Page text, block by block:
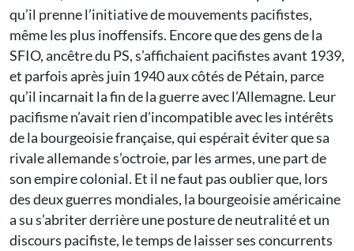
qu’il prenne l’initiative de mouvements pacifistes,
même les plus inoffensifs. Encore que des gens de la
SFIO, ancêtre du PS, s’affichaient pacifistes avant 1939,
et parfois après juin 1940 aux côtés de Pétain, parce
qu’il incarnait la fin de la guerre avec l’Allemagne. Leur
pacifisme n’avait rien d’incompatible avec les intérêts
de la bourgeoisie française, qui espérait éviter que sa
rivale allemande s’octroie, par les armes, une part de
son empire colonial. Et il ne faut pas oublier que, lors
des deux guerres mondiales, la bourgeoisie américaine
a su s’abriter derrière une posture de neutralité et un
discours pacifiste, le temps de laisser ses concurrents